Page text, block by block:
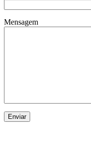
Mensagem